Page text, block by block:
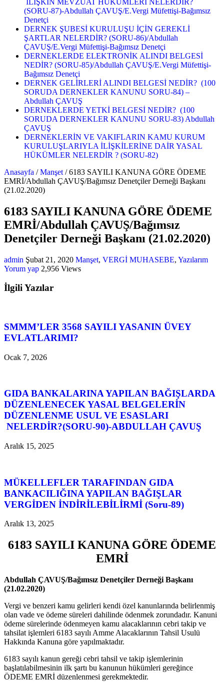
(SORU-87)-Abdullah ÇAVUŞ/E.Vergi Müfettişi-Bağımsız
Denetçi
DERNEK ŞUBESİ KURULUŞU İÇİN GEREKLİ
ŞARTLAR NELERDİR? (SORU-86)/Abdullah
ÇAVUŞ/E.Vergi Müfettişi-Bağımsız Denetçi
DERNEKLERDE ELEKTRONİK ALINDI BELGESİ
NEDİR? (SORU-85)/Abdullah ÇAVUŞ/E.Vergi Müfettişi-
Bağımsız Denetçi
DERNEK GELİRLERİ ALINDI BELGESİ NEDİR? (100
SORUDA DERNEKLER KANUNU SORU-84) –
Abdullah ÇAVUŞ
DERNEKLERDE YETKİ BELGESİ NEDİR? (100
SORUDA DERNEKLER KANUNU SORU-83) Abdullah
ÇAVUŞ
DERNEKLERİN VE VAKIFLARIN KAMU KURUM
KURULUŞLARIYLA İLİŞKİLERİNE DAİR YASAL
HÜKÜMLER NELERDİR ? (SORU-82)
Anasayfa / Manşet / 6183 SAYILI KANUNA GÖRE ÖDEME
EMRİ/Abdullah ÇAVUŞ/Bağımsız Denetçiler Derneği Başkanı
(21.02.2020)
6183 SAYILI KANUNA GÖRE ÖDEME
EMRİ/Abdullah ÇAVUŞ/Bağımsız
Denetçiler Derneği Başkanı (21.02.2020)
admin Şubat 21, 2020 Manşet, VERGİ MUHASEBE, Yazılarım
Yorum yap 2,956 Views
İlgili Yazılar
SMMM’LER 3568 SAYILI YASANIN ÜVEY
EVLATLARIMI?
Ocak 7, 2026
GIDA BANKALARINA YAPILAN BAĞIŞLARDA
DÜZENLENECEK YASAL BELGELERİN
DÜZENLENME USUL VE ESASLARI
NELERDİR?(SORU-90)-ABDULLAH ÇAVUŞ
Aralık 15, 2025
MÜKELLEFLER TARAFINDAN GIDA
BANKACILIĞINA YAPILAN BAĞIŞLAR
VERGİDEN İNDİRİLEBİLİRMİ (Soru-89)
Aralık 13, 2025
6183 SAYILI KANUNA GÖRE ÖDEME
EMRİ
Abdullah ÇAVUŞ/Bağımsız Denetçiler Derneği Başkanı
(21.02.2020)
Vergi ve benzeri kamu gelirleri kendi özel kanunlarında belirlenmiş
olan vade ve ödeme süreleri dahilinde ödenmek zorundadır. Kanuni
ödeme sürelerinde ödenmeyen kamu alacaklarının cebri takip ve
tahsilat işlemleri 6183 sayılı Amme Alacaklarının Tahsil Usulü
Hakkında Kanuna göre yapılmaktadır.
6183 sayılı kanun gereği cebri tahsil ve takip işlemlerinin
başlatılabilmesinin ilk şartı bu kanunun hükümleri gereğince
ÖDEME EMRİ düzenlenmesi gerekmektedir.